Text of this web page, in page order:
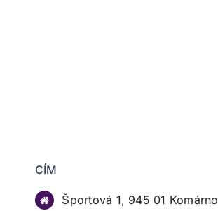
CÍM
Športová 1, 945 01 Komárno